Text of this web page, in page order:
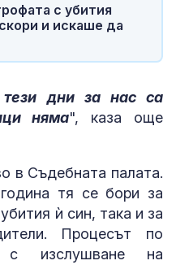
с убития
и искаше да
дни за нас са
няма", каза още
в Съдебната палата.
тя се бори за
ѝ син, така и за
Процесът по
с изслушване на